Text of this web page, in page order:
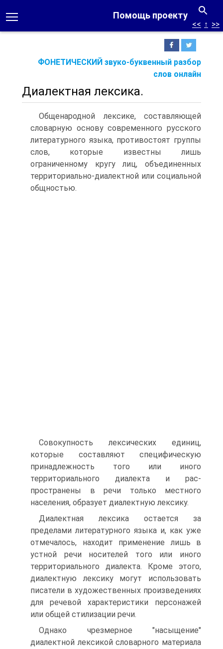
Помощь проекту
ФОНЕТИЧЕСКИЙ звуко-буквенный разбор
слов онлайн
<< ↑ >>
Диалектная лексика.
Общенародной лексике, составляющей
словарную основу современ­ного русского
литературного языка, противостоят группы
слов, которые известны лишь
ограниченному кругу лиц, объединенных
территориально-диалектной или социальной
общностью.
Совокупность лексических единиц,
которые составляют специфи­ческую
принадлежность того или иного
территориального диалекта и рас­
пространены в речи только местного
населения, образует диалектную лексику.
Диалектная лексика остается за
пределами литературного языка и, как уже
отмечалось, находит применение лишь в
устной речи носителей того или иного
территориального диалекта. Кроме этого,
диалектную лексику могут использовать
писатели в художественных произведениях
для рече­вой характеристики персонажей
или общей стилизации речи.
Однако чрезмерное "насыщение"
диалектной лексикой словарного материала